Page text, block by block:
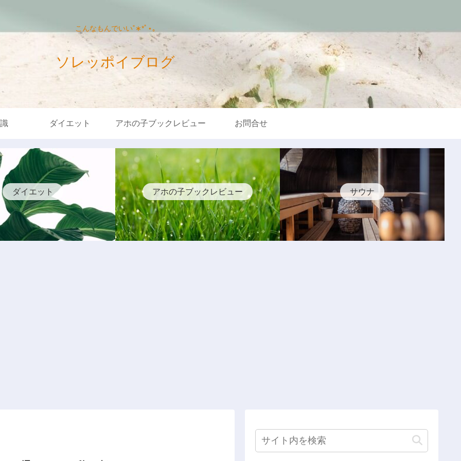
こんなもんでいい˚∗*ﾟ⋆｡
ソレッポイブログ
ダイエット アホの子ブックレビュー お問合せ
ダイエット アホの子ブックレビュー サウナ